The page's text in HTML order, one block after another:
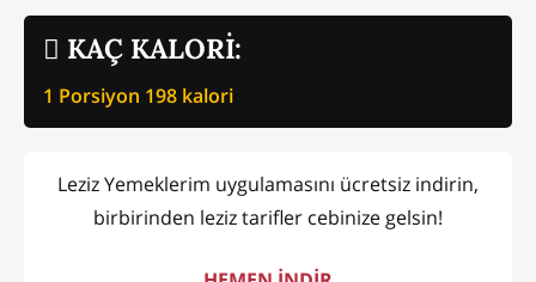
KAÇ KALORİ:
1 Porsiyon 198 kalori
Leziz Yemeklerim uygulamasını ücretsiz indirin,
birbirinden leziz tarifler cebinize gelsin!